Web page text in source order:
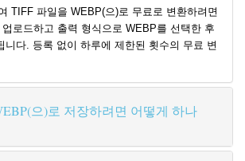
TIFF 파일을 WEBP(으)로 무료로 변환하려면
로드하고 출력 형식으로 WEBP를 선택한 후
니다. 등록 없이 하루에 제한된 횟수의 무료 변
으)로 저장하려면 어떻게 하나